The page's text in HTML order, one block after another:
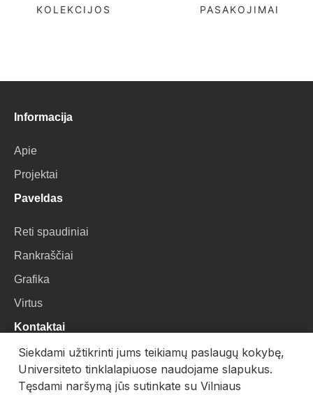
KOLEKCIJOS PASAKOJIMAI
Informacija
Apie
Projektai
Paveldas
Reti spaudiniai
Rankraščiai
Grafika
Virtus
Kontaktai
VU Biblioteka
Universiteto g. 3, LT-01122, Vilnius
Siekdami užtikrinti jums teikiamų paslaugų kokybę,
Universiteto tinklalapiuose naudojame slapukus.
Tęsdami naršymą jūs sutinkate su Vilniaus